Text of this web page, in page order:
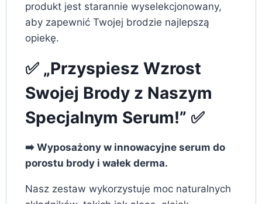
produkt jest starannie wyselekcjonowany,
aby zapewnić Twojej brodzie najlepszą
opiekę.
✅ „Przyspiesz Wzrost
Swojej Brody z Naszym
Specjalnym Serum!” ✅
➡️ Wyposażony w innowacyjne serum do
porostu brody i wałek derma.
Nasz zestaw wykorzystuje moc naturalnych